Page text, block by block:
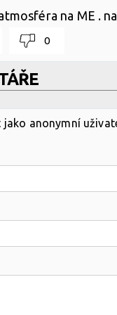
na ME .
0
jako anonymní